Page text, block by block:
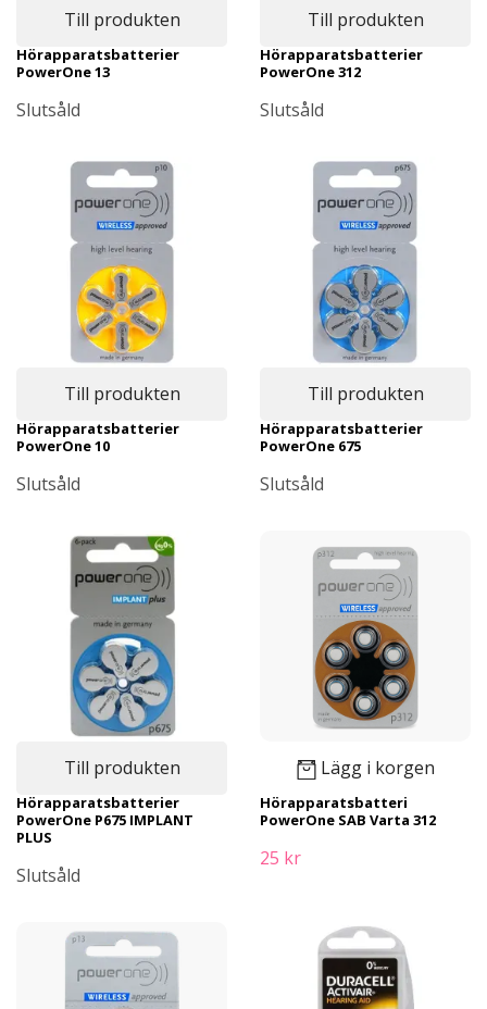
Till produkten
Hörapparatsbatterier
PowerOne 13
Slutsåld
Till produkten
Hörapparatsbatterier
PowerOne 312
Slutsåld
Till produkten
Hörapparatsbatterier
PowerOne 10
Slutsåld
Till produkten
Hörapparatsbatterier
PowerOne 675
Slutsåld
Till produkten
Hörapparatsbatterier
PowerOne P675 IMPLANT
PLUS
Slutsåld
Lägg i korgen
Hörapparatsbatteri
PowerOne SAB Varta 312
25 kr